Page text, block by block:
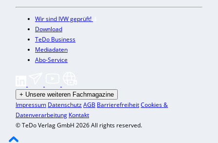
Wir sind IVW geprüft!
Download
TeDo Business
Mediadaten
Abo-Service
+ Unsere weiteren Fachmagazine
Impressum DatenschutzAGB BarrierefreiheitCookies &
Datenverarbeitung Kontakt
© TeDo Verlag GmbH 2026 All rights reserved.